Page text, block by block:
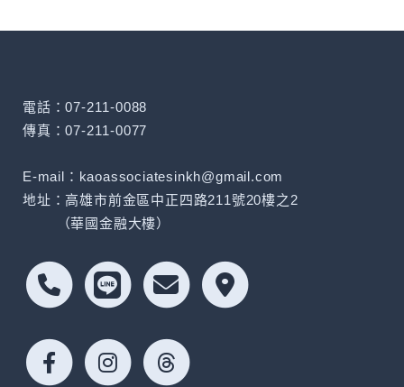
電話：07-211-0088
傳真：07-211-0077
E-mail：kaoassociatesinkh@gmail.com
地址：高雄市前金區中正四路211號20樓之2
（華國金融大樓）